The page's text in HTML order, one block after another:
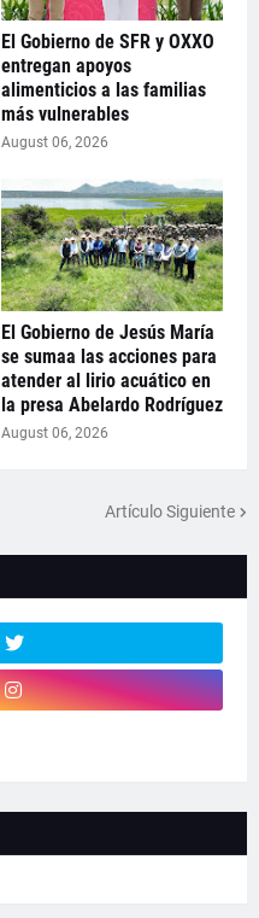
El Gobierno de SFR y OXXO
entregan apoyos
alimenticios a las familias
más vulnerables
August 06, 2026
El Gobierno de Jesús María
se sumaa las acciones para
atender al lirio acuático en
la presa Abelardo Rodríguez
August 06, 2026
Artículo Siguiente